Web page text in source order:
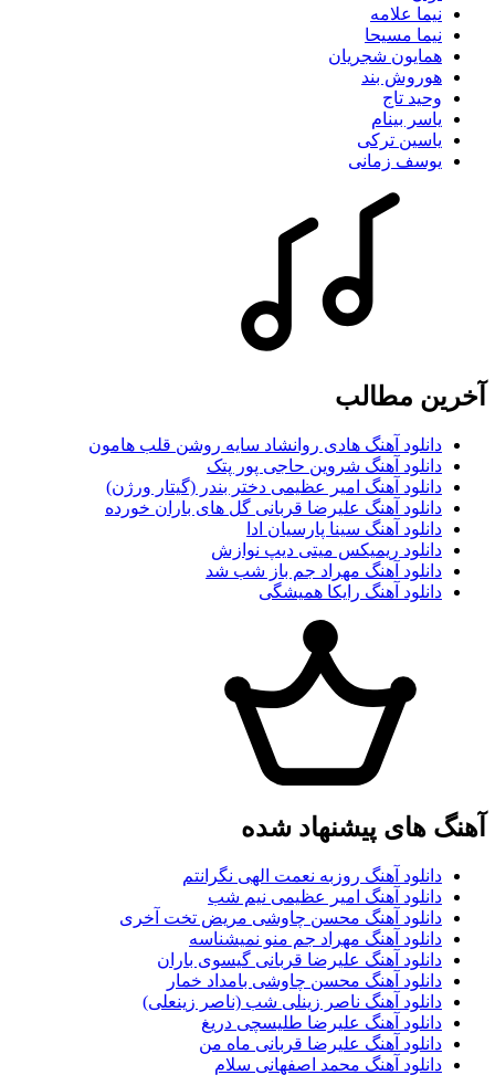
نیما علامه
نیما مسیحا
همایون شجریان
هوروش بند
وحید تاج
یاسر بینام
یاسین ترکی
یوسف زمانی
آخرین مطالب
دانلود آهنگ هادی روانشاد سایه روشن قلب هامون
دانلود آهنگ شروین حاجی پور پتک
دانلود آهنگ امیر عظیمی دختر بندر (گیتار ورژن)
دانلود آهنگ علیرضا قربانی گل های باران خورده
دانلود آهنگ سینا پارسیان ادا
دانلود ریمیکس میتی دیپ نوازش
دانلود آهنگ مهراد جم باز شب شد
دانلود آهنگ رایکا همیشگی
آهنگ های پیشنهاد شده
دانلود آهنگ روزبه نعمت الهی نگرانتم
دانلود آهنگ امیر عظیمی نیم شب
دانلود آهنگ محسن چاوشی مریض تخت آخری
دانلود آهنگ مهراد جم منو نمیشناسه
دانلود آهنگ علیرضا قربانی گیسوی باران
دانلود آهنگ محسن چاوشی بامداد خمار
دانلود آهنگ ناصر زینلی شب (ناصر زینعلی)
دانلود آهنگ علیرضا طلیسچی دریغ
دانلود آهنگ علیرضا قربانی ماه من
دانلود آهنگ محمد اصفهانی سلام